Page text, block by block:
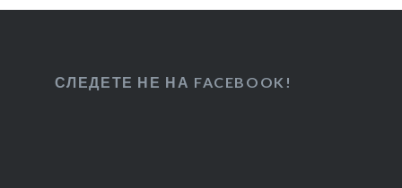
СЛЕДЕТЕ НЕ НА FACEBOOK!